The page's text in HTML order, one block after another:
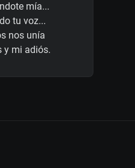
mía...
tu voz...
nos unía
y mi adiós.